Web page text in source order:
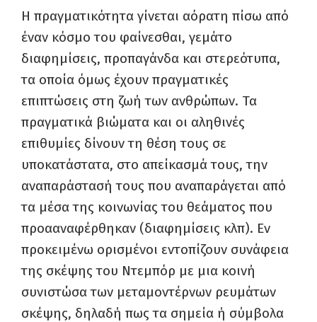
Η πραγματικότητα γίνεται αόρατη πίσω από
έναν κόσμο του φαίνεσθαι, γεμάτο
διαφημίσεις, προπαγάνδα και στερεότυπα,
τα οποία όμως έχουν πραγματικές
επιπτώσεις στη ζωή των ανθρώπων. Τα
πραγματικά βιώματα και οι αληθινές
επιθυμίες δίνουν τη θέση τους σε
υποκατάστατα, στο απείκασμά τους, την
αναπαράστασή τους που αναπαράγεται από
τα μέσα της κοινωνίας του θεάματος που
προααναφέρθηκαν (διαφημίσεις κλπ). Εν
προκειμένω ορισμένοι εντοπίζουν συνάφεια
της σκέψης του Ντεμπόρ με μια κοινή
συνιστώσα των μεταμοντέρνων ρευμάτων
σκέψης, δηλαδή πως τα σημεία ή σύμβολα